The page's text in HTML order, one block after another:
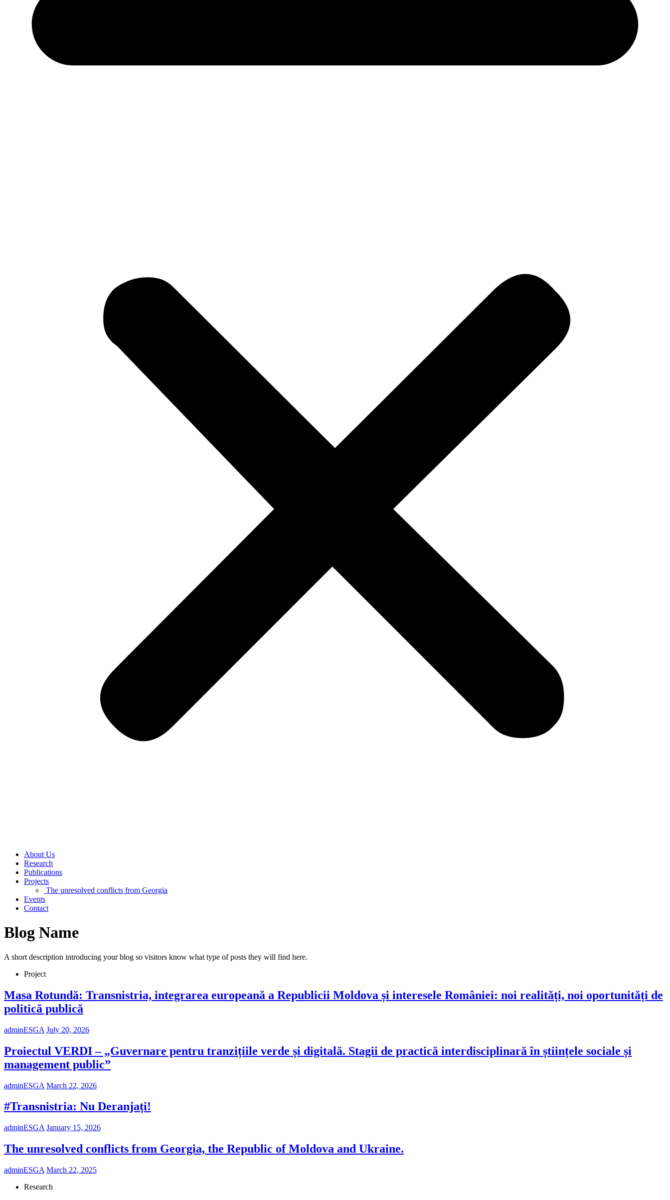
About Us
Research
Publications
Projects
The unresolved conflicts from Georgia
Events
Contact
Blog Name
A short description introducing your blog so visitors know what type of posts they will find here.
Project
Masa Rotundă: Transnistria, integrarea europeană a Republicii Moldova și interesele României: noi realități, noi oportunități de
politică publică
adminESGA July 20, 2026
Proiectul VERDI – „Guvernare pentru tranzițiile verde și digitală. Stagii de practică interdisciplinară în științele sociale și
management public”
adminESGA March 22, 2026
#Transnistria: Nu Deranjați!
adminESGA January 15, 2026
The unresolved conflicts from Georgia, the Republic of Moldova and Ukraine.
adminESGA March 22, 2025
Research